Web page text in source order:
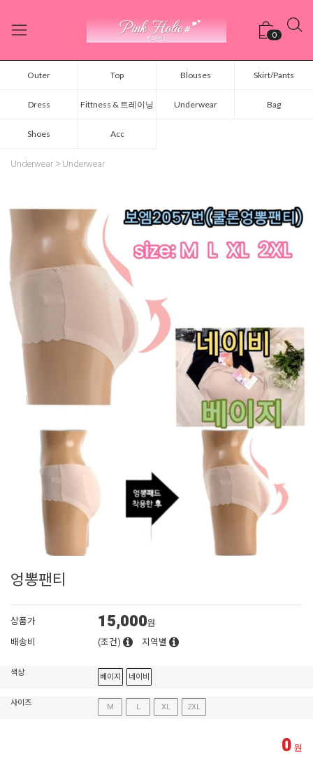
0
Outer Top Blouses Skirt/Pants
Dress Fittness & 트레이닝 Underwear Bag
Shoes Acc
Underwear Underwear
엉뽕팬티
상품가 15,000원
배송비
(조건) 지역별
색상 베이지 네이비
사이즈 M L XL 2XL
0 원